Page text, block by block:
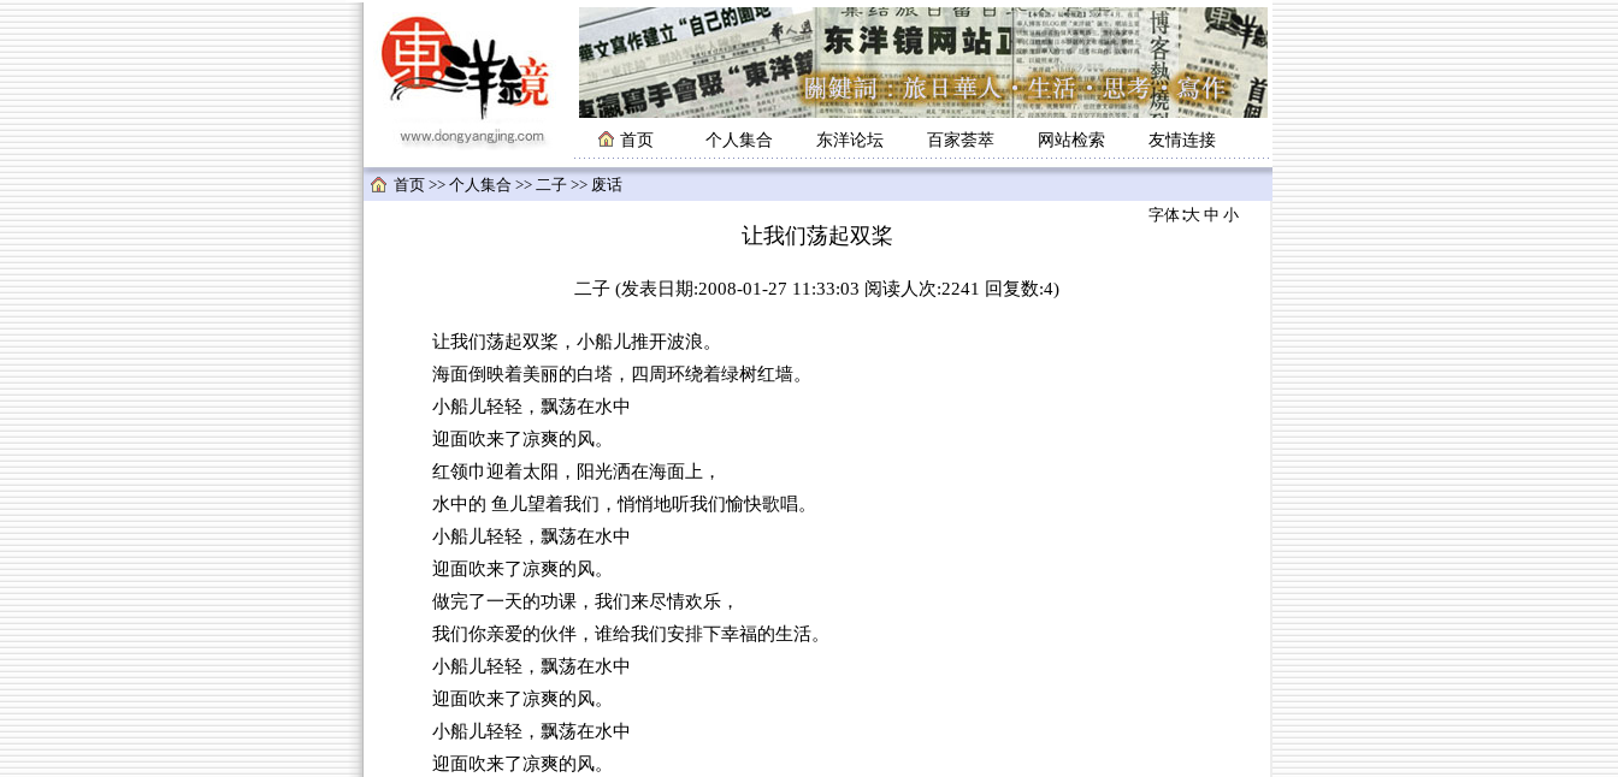
首页 个人集合 东洋论坛 百家荟萃 网站检索 友情连接
首页 >> 个人集合 >> 二子 >> 废话
字体∶大 中 小
让我们荡起双桨
二子 (发表日期:2008-01-27 11:33:03 阅读人次:2241 回复数:4)
让我们荡起双桨，小船儿推开波浪。
海面倒映着美丽的白塔，四周环绕着绿树红墙。
小船儿轻轻，飘荡在水中
迎面吹来了凉爽的风。
红领巾迎着太阳，阳光洒在海面上，
水中的 鱼儿望着我们，悄悄地听我们愉快歌唱。
小船儿轻轻，飘荡在水中
迎面吹来了凉爽的风。
做完了一天的功课，我们来尽情欢乐，
我们你亲爱的伙伴，谁给我们安排下幸福的生活。
小船儿轻轻，飘荡在水中
迎面吹来了凉爽的风。
小船儿轻轻，飘荡在水中
迎面吹来了凉爽的风。